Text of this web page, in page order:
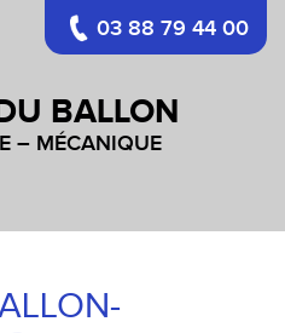
BALLON
– MÉCANIQUE
03 88 79 44 00